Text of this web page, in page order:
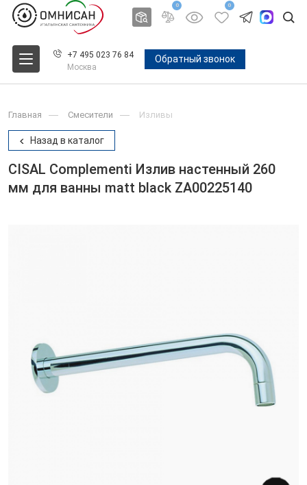
0 0
+7 495 023 76 84
Москва
Обратный звонок
Главная Смесители Изливы
Назад в каталог
CISAL Complementi Излив настенный 260
мм для ванны matt black ZA00225140